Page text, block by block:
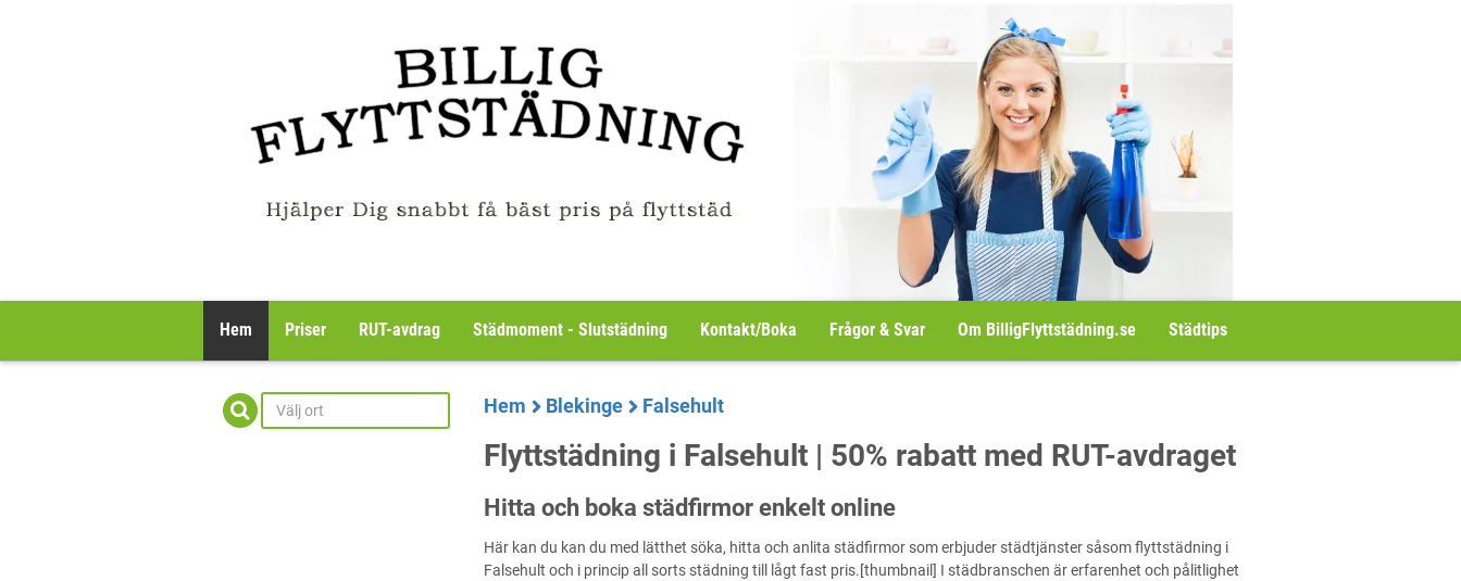
Hem Priser RUT-avdrag Städmoment - Slutstädning Kontakt/Boka Frågor & Svar Om BilligFlyttstädning.se Städtips
Hem Blekinge Falsehult
Flyttstädning i Falsehult | 50% rabatt med RUT-avdraget
Hitta och boka städfirmor enkelt online
Här kan du kan du med lätthet söka, hitta och anlita städfirmor som erbjuder städtjänster såsom flyttstädning i
Falsehult och i princip all sorts städning till lågt fast pris.[thumbnail] I städbranschen är erfarenhet och pålitlighet